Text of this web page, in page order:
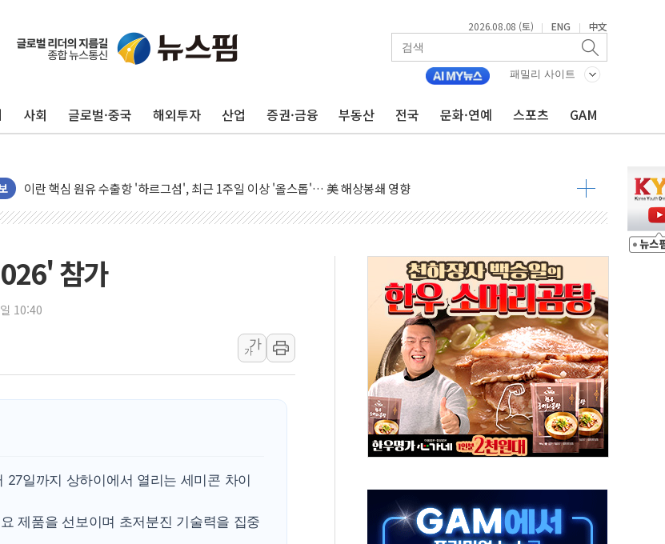
2026.08.08 (토) | ENG | 中文
패밀리 사이트
사회 글로벌·중국 해외투자 산업 증권·금융 부동산 전국 문화·연예 스포츠 GAM
유럽증시, 美 고용 예상 밖 부진에 연준 금리 인상 가능성 낮아지며 상승… STOXX 600 지수는 나흘 연속 최고치
미 연준 매파 기세 꺾이나…고용 감소에 9월 동결 전망 우세
트럼프, 백신·자폐증 행정명령 검토…"이르면 다음 주"
美 항소법원, 백악관 무도회장 공사 중단 명령…트럼프 제동
美 고용 쇼크에 엔화 장중 급등…시장은 "또 개입했나" 촉각
[AI MY 뉴스] 뉴욕 반도체주 프리뷰...美 고용 쇼크에 반도체주 '활짝'
[종합] 美 7월 고용 2만3000명 감소 '쇼크'…9월 금리 인상 기대 후퇴
[사진] 이슬람 수니파 3개국, 공동방위협정 체결
뉴욕증시 개장 전 특징주...아틀라시안·클라우드플레어·태양광주↑ VS 트레이드데스크·웬디스↓
보훈부, 미 DPAA와 MOU… "6·25 미군 실종자 7359명 끝까지 찾겠다"
트럼프 "금리 내려야"…파월 때와 달리 워시엔 톤 낮춰
특정 정치인 측근 포항시 정책특보 내정설...포항시 '시끌'
李 "해남 태양광, 대한민국 다음 100년 밑거름…수도권 집중 완화 전환점"
李 대통령, '6시간 마라톤 부동산 2차 회의' 주재… "전폭적 공급 확대·속도전 총력"
[사진] 빈살만과 에르도안의 만남
참가
10:40
가
가
일까지 상하이에서 열리는 세미콘 차이
제품을 선보이며 초저분진 기술력을 집중